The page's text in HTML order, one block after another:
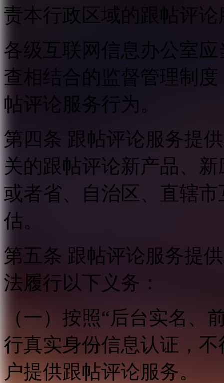
责本行政区域的跟帖评
各级互联网信息办公室
查相结合的监督管理制
帖评论服务行为。
第四条 跟帖评论服务提
关的跟帖评论新产品、
或者省、自治区、直辖
估。
第五条 跟帖评论服务提
法履行以下义务：
（一）按照“后台实名、
行真实身份信息认证，
户提供跟帖评论服务。